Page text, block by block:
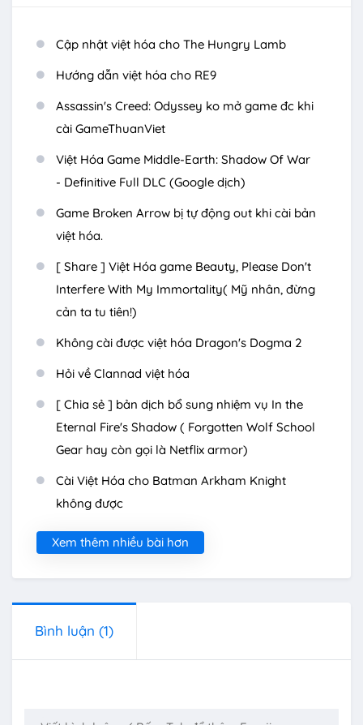
Cập nhật việt hóa cho The Hungry Lamb
Hướng dẫn việt hóa cho RE9
Assassin's Creed: Odyssey ko mở game đc khi
cài GameThuanViet
Việt Hóa Game Middle-Earth: Shadow Of War
- Definitive Full DLC (Google dịch)
Game Broken Arrow bị tự động out khi cài bản
việt hóa.
[ Share ] Việt Hóa game Beauty, Please Don't
Interfere With My Immortality( Mỹ nhân, đừng
cản ta tu tiên!)
Không cài được việt hóa Dragon's Dogma 2
Hỏi về Clannad việt hóa
[ Chia sẻ ] bản dịch bổ sung nhiệm vụ In the
Eternal Fire's Shadow ( Forgotten Wolf School
Gear hay còn gọi là Netflix armor)
Cài Việt Hóa cho Batman Arkham Knight
không được
Xem thêm nhiều bài hơn
Bình luận (1)